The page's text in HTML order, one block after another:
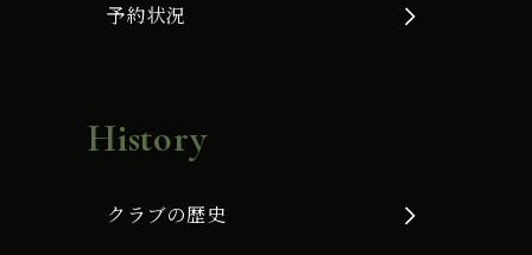
予約状況
History
クラブの歴史